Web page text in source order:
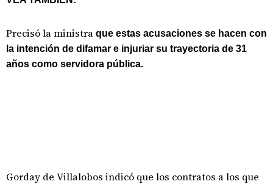
Precisó la ministra que estas acusaciones se hacen con
la intención de difamar e injuriar su trayectoria de 31
años como servidora pública.
Gorday de Villalobos indicó que los contratos a los que